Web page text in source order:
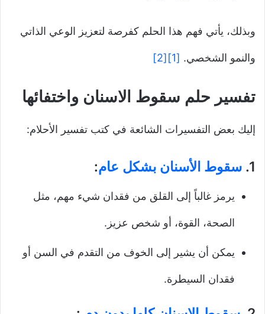
وبذلك، يأتي فهم هذا الحلم كفرصة لتعزيز الوعي الذاتي
والنمو الشخصي. [1]
[2]
تفسير حلم سقوط الاسنان واختفائها
إليك بعض التفسيرات الشائعة في كتب تفسير الأحلام:
1. سقوط الأسنان بشكل عام:
يرمز غالباً إلى القلق من فقدان شيء مهم، مثل
الصحة، القوة، أو شخص عزيز.
يمكن أن يشير إلى الخوف من التقدم في السن أو
فقدان السيطرة.